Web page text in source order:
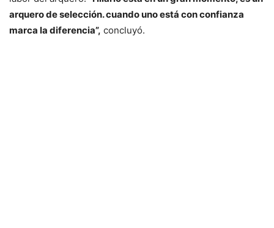
arquero de selección. cuando uno está con confianza
marca la diferencia”, concluyó.